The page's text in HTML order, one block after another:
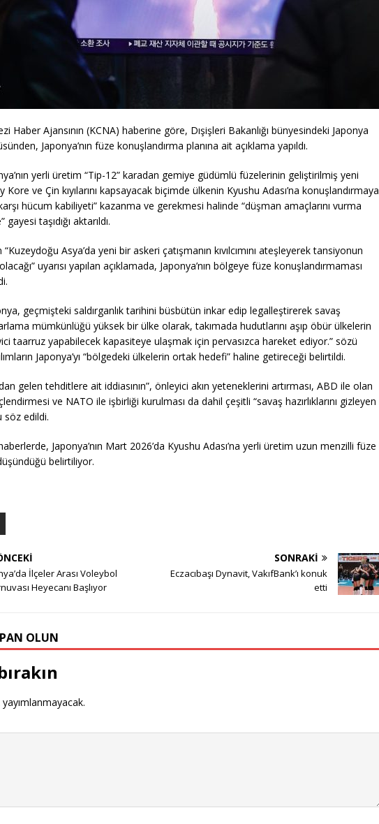
Haber Ajansının (KCNA) haberine göre, Dışişleri Bakanlığı bünyesindeki Japonya
Japonya’nın füze konuşlandırma planına ait açıklama yapıldı.
yerli üretim “Tip-12” karadan gemiye güdümlü füzelerinin geliştirilmiş yeni
ve Çin kıyılarını kapsayacak biçimde ülkenin Kyushu Adası’na konuşlandırmaya
hücum kabiliyeti” kazanma ve gerekmesi halinde “düşman amaçlarını vurma
taşıdığı aktarıldı.
Asya’da yeni bir askeri çatışmanın kıvılcımını ateşleyerek tansiyonun
uyarısı yapılan açıklamada, Japonya’nın bölgeye füze konuşlandırmaması
geçmişteki saldırganlık tarihini büsbütün inkar edip legalleştirerek savaş
mümkünlüğü yüksek bir ülke olarak, takımada hudutlarını aşıp öbür ülkelerin
taarruz yapabilecek kapasiteye ulaşmak için pervasızca hareket ediyor.” sözü
Japonya’yı “bölgedeki ülkelerin ortak hedefi” haline getireceği belirtildi.
gelen tehditlere ait iddiasının”, önleyici akın yeteneklerini artırması, ABD ile olan
ve NATO ile işbirliği kurulması da dahil çeşitli “savaş hazırlıklarını gizleyen
söz edildi.
Japonya’nın Mart 2026’da Kyushu Adası’na yerli üretim uzun menzilli füze
belirtiliyor.
İlçeler Arası Voleybol
Heyecanı Başlıyor
SONRAKI
Eczacıbaşı Dynavit, VakıfBank’ı konuk
etti
OLUN
yayımlanmayacak.